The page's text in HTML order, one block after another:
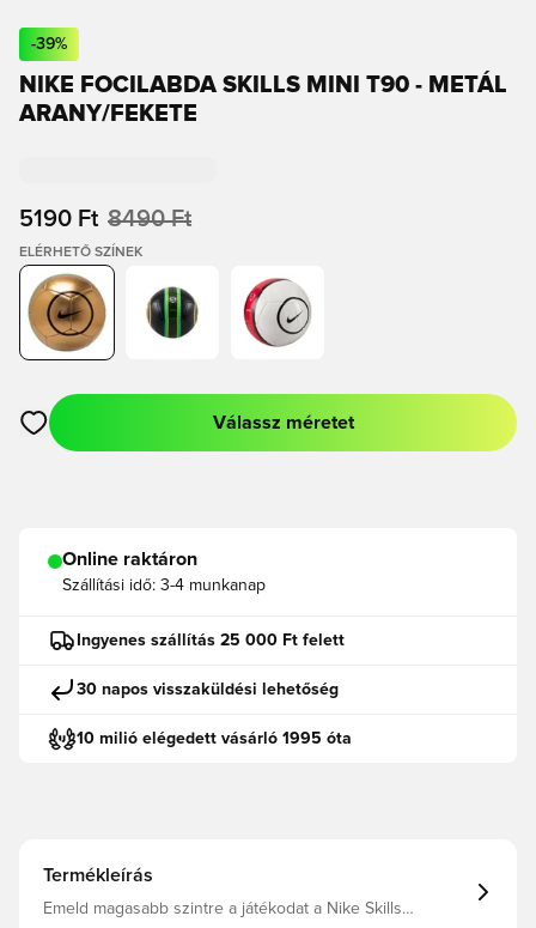
-39%
NIKE FOCILABDA SKILLS MINI T90 - METÁL
ARANY/FEKETE
5190 Ft 8490 Ft
ELÉRHETŐ SZÍNEK
Megnyit egy modált a bejelentkezéshez vagy a tagként való
Válassz méretet
Online raktáron
Szállítási idő: 3-4 munkanap
Ingyenes szállítás 25 000 Ft felett
30 napos visszaküldési lehetőség
10 milió elégedett vásárló 1995 óta
Termékleírás
Emeld magasabb szintre a játékodat a Nike Skills